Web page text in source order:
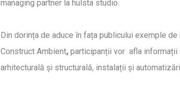
managing partner la hülsta studio.
Din dorința de aduce în fața publicului exemple
Construct Ambient, participanții vor afla informații
arhitecturală și structurală, instalații și